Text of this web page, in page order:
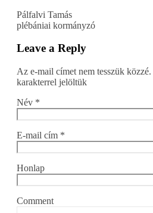
Pálfalvi Tamás
plébániai kormányzó
Leave a Reply
Az e-mail címet nem tesszük közzé.
karakterrel jelöltük
Név *
E-mail cím *
Honlap
Comment